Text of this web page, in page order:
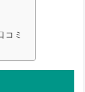
コミ